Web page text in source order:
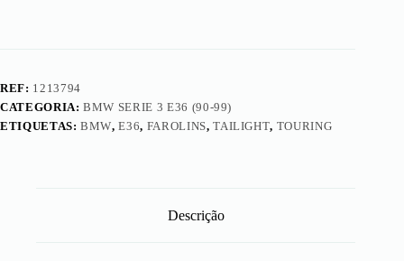
REF: 1213794
CATEGORIA:BMW SERIE 3 E36 (90-99)
ETIQUETAS:BMW,E36, FAROLINS,TAILIGHT, TOURING
Descrição